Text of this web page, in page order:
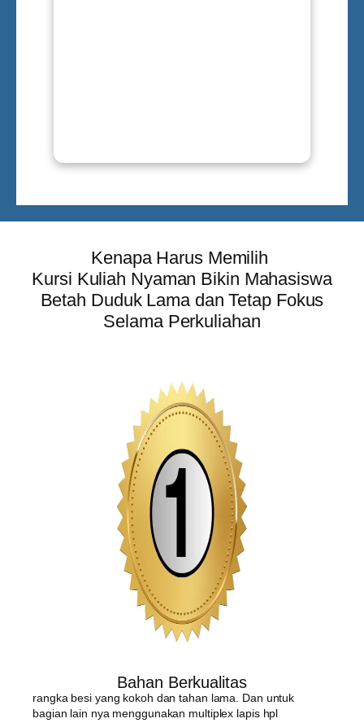
Kenapa Harus Memilih
Kursi Kuliah Nyaman Bikin Mahasiswa
Betah Duduk Lama dan Tetap Fokus
Selama Perkuliahan
Bahan Berkualitas
rangka besi yang kokoh dan tahan lama. Dan untuk
bagian lain nya menggunakan multiplex lapis hpl